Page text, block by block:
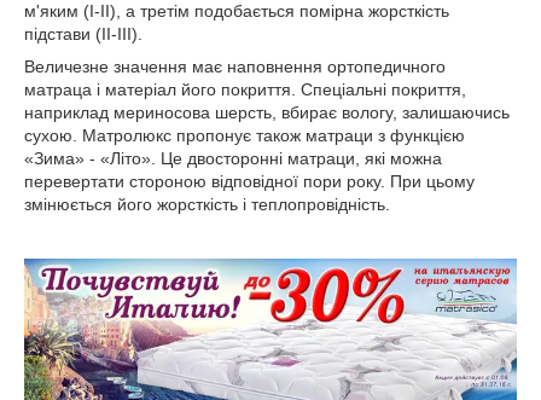
м'яким (I-II), а третім подобається помірна жорсткість
підстави (II-III).
Величезне значення має наповнення ортопедичного
матраца і матеріал його покриття. Спеціальні покриття,
наприклад мериносова шерсть, вбирає вологу, залишаючись
сухою. Матролюкс пропонує також матраци з функцією
«Зима» - «Літо». Це двосторонні матраци, які можна
перевертати стороною відповідної пори року. При цьому
змінюється його жорсткість і теплопровідність.